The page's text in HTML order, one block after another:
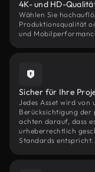
4K- und HD-
Wählen Sie
Produktionsqualität
und
Sicher für Ihre
Jedes Asset wird von
Berücksichtigung
achten darauf, dass
urheberrechtlich
Standards entspricht.